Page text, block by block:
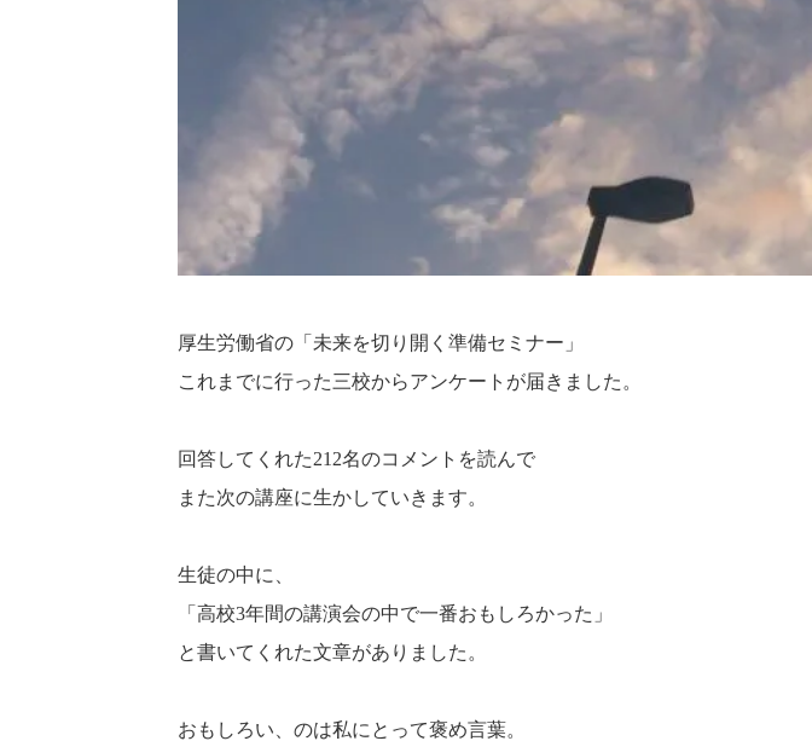
厚生労働省の「未来を切り開く準備セミナー」
これまでに行った三校からアンケートが届きました。
回答してくれた212名のコメントを読んで
また次の講座に生かしていきます。
生徒の中に、
「高校3年間の講演会の中で一番おもしろかった」
と書いてくれた文章がありました。
おもしろい、のは私にとって褒め言葉。